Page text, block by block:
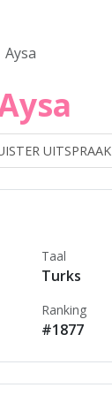
Aysa
UITSPRAAK
Taal
Turks
Ranking
#1877